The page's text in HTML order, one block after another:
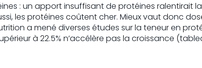
: un apport insuffisant de protéines ralentirait
les protéines coûtent cher. Mieux vaut donc
a mené diverses études sur la teneur en
à 22.5% n’accélère pas la croissance